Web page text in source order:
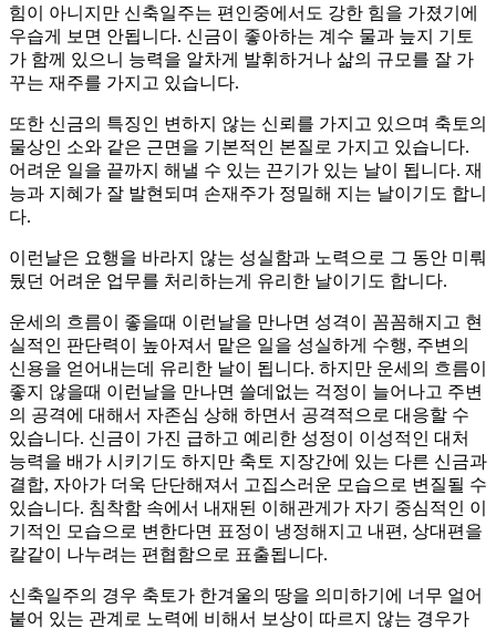
힘이 아니지만 신축일주는 편인중에서도 강한 힘을 가졌기에
우습게 보면 안됩니다. 신금이 좋아하는 계수 물과 늪지 기토
가 함께 있으니 능력을 알차게 발휘하거나 삶의 규모를 잘 가
꾸는 재주를 가지고 있습니다.
또한 신금의 특징인 변하지 않는 신뢰를 가지고 있으며 축토의
물상인 소와 같은 근면을 기본적인 본질로 가지고 있습니다.
어려운 일을 끝까지 해낼 수 있는 끈기가 있는 날이 됩니다. 재
능과 지혜가 잘 발현되며 손재주가 정밀해 지는 날이기도 합니
다.
이런날은 요행을 바라지 않는 성실함과 노력으로 그 동안 미뤄
뒀던 어려운 업무를 처리하는게 유리한 날이기도 합니다.
운세의 흐름이 좋을때 이런날을 만나면 성격이 꼼꼼해지고 현
실적인 판단력이 높아져서 맡은 일을 성실하게 수행, 주변의
신용을 얻어내는데 유리한 날이 됩니다. 하지만 운세의 흐름이
좋지 않을때 이런날을 만나면 쓸데없는 걱정이 늘어나고 주변
의 공격에 대해서 자존심 상해 하면서 공격적으로 대응할 수
있습니다. 신금이 가진 급하고 예리한 성정이 이성적인 대처
능력을 배가 시키기도 하지만 축토 지장간에 있는 다른 신금과
결합, 자아가 더욱 단단해져서 고집스러운 모습으로 변질될 수
있습니다. 침착함 속에서 내재된 이해관게가 자기 중심적인 이
기적인 모습으로 변한다면 표정이 냉정해지고 내편, 상대편을
칼같이 나누려는 편협함으로 표출됩니다.
신축일주의 경우 축토가 한겨울의 땅을 의미하기에 너무 얼어
붙어 있는 관계로 노력에 비해서 보상이 따르지 않는 경우가